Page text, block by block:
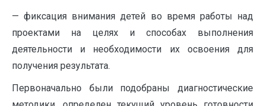
— фиксация внимания детей во время работы над
проектами на целях и способах выполнения
деятельности и необходимости их освоения для
получения результата.
Первоначально были подобраны диагностические